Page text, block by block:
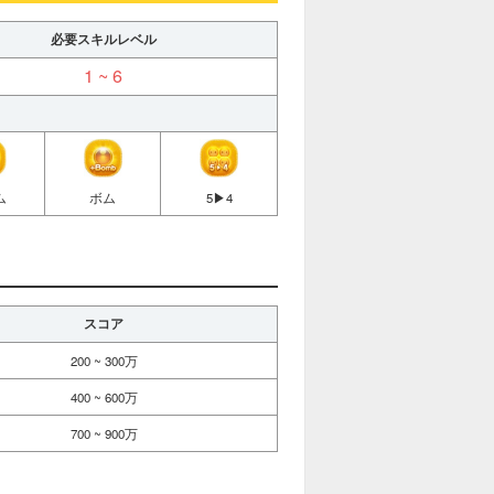
必要スキルレベル
1 ~ 6
ボム 5▶︎4
スコア
200 ~ 300万
400 ~ 600万
700 ~ 900万